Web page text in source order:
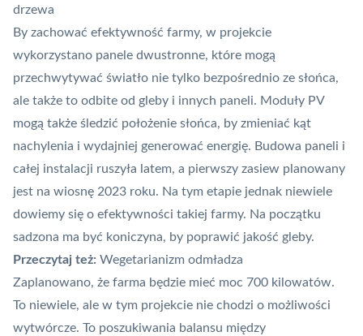
drzewa
By zachować efektywność farmy, w projekcie
wykorzystano panele dwustronne, które mogą
przechwytywać światło nie tylko bezpośrednio ze słońca,
ale także to odbite od gleby i innych paneli. Moduły PV
mogą także śledzić położenie słońca, by zmieniać kąt
nachylenia i wydajniej generować energię. Budowa paneli i
całej instalacji ruszyła latem, a pierwszy zasiew planowany
jest na wiosnę 2023 roku. Na tym etapie jednak niewiele
dowiemy się o efektywności takiej farmy. Na początku
sadzona ma być koniczyna, by poprawić jakość gleby.
Przeczytaj też: Wegetarianizm odmładza
Zaplanowano, że farma będzie mieć moc 700 kilowatów.
To niewiele, ale w tym projekcie nie chodzi o możliwości
wytwórcze. To poszukiwania balansu między